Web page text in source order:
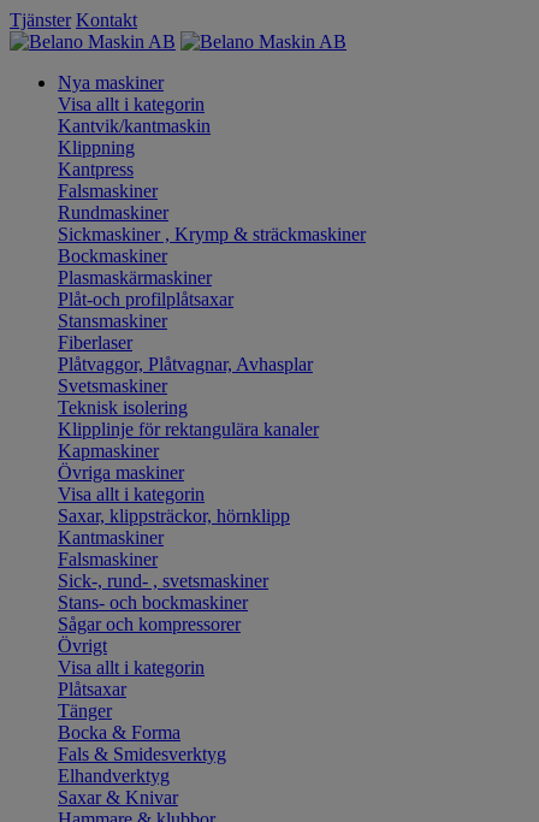
Tjänster Kontakt
Nya maskiner
Visa allt i kategorin
Kantvik/kantmaskin
Klippning
Kantpress
Falsmaskiner
Rundmaskiner
Sickmaskiner , Krymp & sträckmaskiner
Bockmaskiner
Plasmaskärmaskiner
Plåt-och profilplåtsaxar
Stansmaskiner
Fiberlaser
Plåtvaggor, Plåtvagnar, Avhasplar
Svetsmaskiner
Teknisk isolering
Klipplinje för rektangulära kanaler
Kapmaskiner
Övriga maskiner
Visa allt i kategorin
Saxar, klippsträckor, hörnklipp
Kantmaskiner
Falsmaskiner
Sick-, rund- , svetsmaskiner
Stans- och bockmaskiner
Sågar och kompressorer
Övrigt
Visa allt i kategorin
Plåtsaxar
Tänger
Bocka & Forma
Fals & Smidesverktyg
Elhandverktyg
Saxar & Knivar